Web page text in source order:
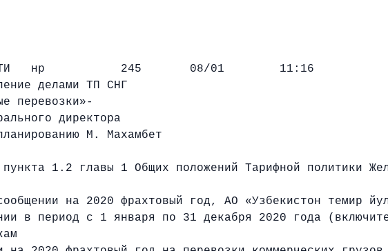
нр
245 08/01 11:16
делами ТП СНГ
перевозки»-
директора
М. Махамбет
1.2 главы 1 Общих положений Тарифной политики
на 2020 фрахтовый год, АО «Узбекистон темир
в период с 1 января по 31 декабря 2020 года